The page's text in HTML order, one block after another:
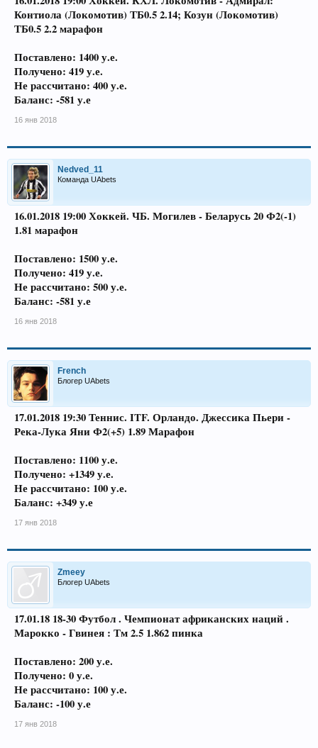
Контиола (Локомотив) ТБ0.5 2.14; Козун (Локомотив)
ТБ0.5 2.2 марафон
Поставлено: 1400 у.е.
Получено: 419 у.е.
Не рассчитано: 400 у.е.
Баланс: -581 у.е
16 янв 2018
Nedved_11
Команда UAbets
16.01.2018 19:00 Хоккей. ЧБ. Могилев - Беларусь 20 Ф2(-1)
1.81 марафон
Поставлено: 1500 у.е.
Получено: 419 у.е.
Не рассчитано: 500 у.е.
Баланс: -581 у.е
16 янв 2018
French
Блогер UAbets
17.01.2018 19:30 Теннис. ITF. Орландо. Джессика Пьери -
Река-Лука Яни Ф2(+5) 1.89 Марафон
Поставлено: 1100 у.е.
Получено: +1349 у.е.
Не рассчитано: 100 у.е.
Баланс: +349 у.е
17 янв 2018
Zmeey
Блогер UAbets
17.01.18 18-30 Футбол . Чемпионат африканских наций .
Марокко - Гвинея : Тм 2.5 1.862 пинка
Поставлено: 200 у.е.
Получено: 0 у.е.
Не рассчитано: 100 у.е.
Баланс: -100 у.е
17 янв 2018